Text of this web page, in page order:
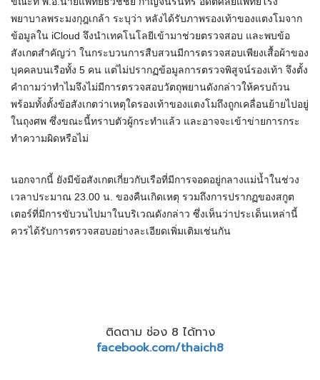
พยาบาลพระมงกุฎเกล้า ระบุว่า หลังได้รับภาพรองเท้าของแตงโมจาก
ข้อมูลใน iCloud จึงนำเทคโนโลยีเข้ามาช่วยตรวจสอบ และพบข้อ
สังเกตสำคัญว่า ในกระบวนการสืบสวนมีการตรวจสอบเพียงเสื้อผ้าของ
บุคคลบนเรือทั้ง 5 คน แต่ไม่ปรากฏข้อมูลการตรวจพิสูจน์รองเท้า จึงตั้ง
คำถามว่าทำไมจึงไม่มีการตรวจสอบวัตถุพยานดังกล่าวให้ครบถ้วน
พร้อมทั้งตั้งข้อสังเกตว่าเหตุใดรองเท้าของแตงโมถึงถูกเคลื่อนย้ายไปอยู่
ในถุงศพ ซึ่งขณะนี้ทราบตัวผู้กระทำแล้ว และอาจจะเข้าข่ายการกระ
ทำความผิดหรือไม่
นอกจากนี้ ยังมีข้อสังเกตเกี่ยวกับเรือที่มีการจอดอยู่กลางแม่น้ำในช่วง
เวลาประมาณ 23.00 น. ของคืนเกิดเหตุ รวมถึงการปรากฏของสกูต
เตอร์ที่มีการขับวนไปมาในบริเวณดังกล่าว ซึ่งเห็นว่าประเด็นเหล่านี้
ควรได้รับการตรวจสอบอย่างละเอียดเพิ่มเติมเช่นกัน
ติดตาม ช่อง 8 ได้ทาง
facebook.com/thaich8